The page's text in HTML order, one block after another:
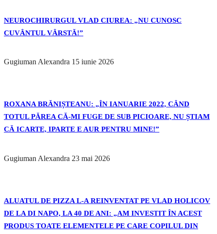
NEUROCHIRURGUL VLAD CIUREA: „NU CUNOSC
CUVÂNTUL VÂRSTĂ!”
Gugiuman Alexandra 15 iunie 2026
ROXANA BRĂNIȘTEANU: „ÎN IANUARIE 2022, CÂND
TOTUL PĂREA CĂ-MI FUGE DE SUB PICIOARE, NU ȘTIAM
CĂ ICARTE, IPARTE E AUR PENTRU MINE!”
Gugiuman Alexandra 23 mai 2026
ALUATUL DE PIZZA L-A REINVENTAT PE VLAD HOLICOV
DE LA DI NAPO, LA 40 DE ANI: „AM INVESTIT ÎN ACEST
PRODUS TOATE ELEMENTELE PE CARE COPILUL DIN